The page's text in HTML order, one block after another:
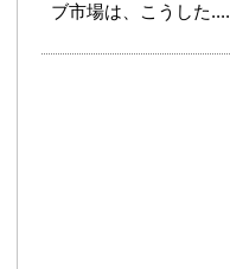
ブ市場は、こうした....